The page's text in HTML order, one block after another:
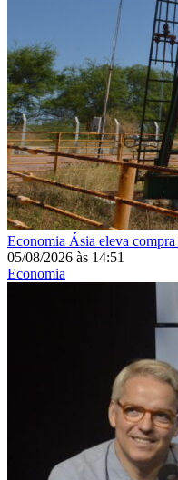
Economia Ásia eleva
05/08/2026 às 14:51
Economia